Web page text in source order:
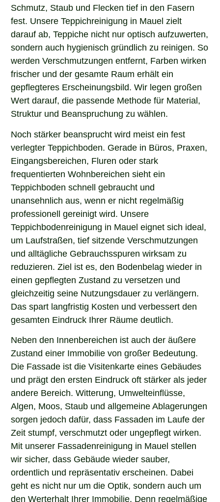
Schmutz, Staub und Flecken tief in den Fasern
fest. Unsere Teppichreinigung in Mauel zielt
darauf ab, Teppiche nicht nur optisch aufzuwerten,
sondern auch hygienisch gründlich zu reinigen. So
werden Verschmutzungen entfernt, Farben wirken
frischer und der gesamte Raum erhält ein
gepflegteres Erscheinungsbild. Wir legen großen
Wert darauf, die passende Methode für Material,
Struktur und Beanspruchung zu wählen.
Noch stärker beansprucht wird meist ein fest
verlegter Teppichboden. Gerade in Büros, Praxen,
Eingangsbereichen, Fluren oder stark
frequentierten Wohnbereichen sieht ein
Teppichboden schnell gebraucht und
unansehnlich aus, wenn er nicht regelmäßig
professionell gereinigt wird. Unsere
Teppichbodenreinigung in Mauel eignet sich ideal,
um Laufstraßen, tief sitzende Verschmutzungen
und alltägliche Gebrauchsspuren wirksam zu
reduzieren. Ziel ist es, den Bodenbelag wieder in
einen gepflegten Zustand zu versetzen und
gleichzeitig seine Nutzungsdauer zu verlängern.
Das spart langfristig Kosten und verbessert den
gesamten Eindruck Ihrer Räume deutlich.
Neben den Innenbereichen ist auch der äußere
Zustand einer Immobilie von großer Bedeutung.
Die Fassade ist die Visitenkarte eines Gebäudes
und prägt den ersten Eindruck oft stärker als jeder
andere Bereich. Witterung, Umwelteinflüsse,
Algen, Moos, Staub und allgemeine Ablagerungen
sorgen jedoch dafür, dass Fassaden im Laufe der
Zeit stumpf, verschmutzt oder ungepflegt wirken.
Mit unserer Fassadenreinigung in Mauel stellen
wir sicher, dass Gebäude wieder sauber,
ordentlich und repräsentativ erscheinen. Dabei
geht es nicht nur um die Optik, sondern auch um
den Werterhalt Ihrer Immobilie. Denn regelmäßige